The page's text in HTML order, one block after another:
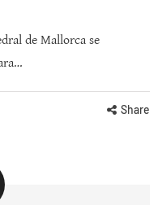
de Mallorca se
Share